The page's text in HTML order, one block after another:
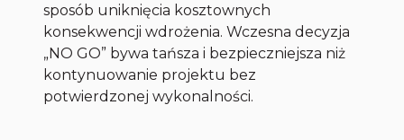
sposób uniknięcia kosztownych
konsekwencji wdrożenia. Wczesna decyzja
„NO GO” bywa tańsza i bezpieczniejsza niż
kontynuowanie projektu bez
potwierdzonej wykonalności.